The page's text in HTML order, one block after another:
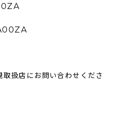
扱店にお問い合わせくださ